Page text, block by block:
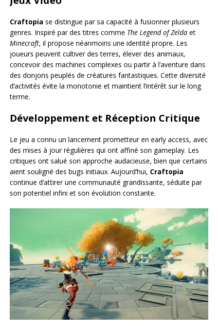
Craftopia se distingue par sa capacité à fusionner plusieurs
genres. Inspiré par des titres comme The Legend of Zelda et
Minecraft, il propose néanmoins une identité propre. Les
joueurs peuvent cultiver des terres, élever des animaux,
concevoir des machines complexes ou partir à l’aventure dans
des donjons peuplés de créatures fantastiques. Cette diversité
d’activités évite la monotonie et maintient l’intérêt sur le long
terme.
Développement et Réception Critique
Le jeu a connu un lancement prometteur en early access, avec
des mises à jour régulières qui ont affiné son gameplay. Les
critiques ont salué son approche audacieuse, bien que certains
aient souligné des bugs initiaux. Aujourd’hui, Craftopia
continue d’attirer une communauté grandissante, séduite par
son potentiel infini et son évolution constante.